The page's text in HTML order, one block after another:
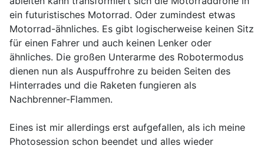
ein futuristisches Motorrad. Oder zumindest etwas
Motorrad-ähnliches. Es gibt logischerweise keinen Sitz
für einen Fahrer und auch keinen Lenker oder
ähnliches. Die großen Unterarme des Robotermodus
dienen nun als Auspuffrohre zu beiden Seiten des
Hinterrades und die Raketen fungieren als
Nachbrenner-Flammen.
Eines ist mir allerdings erst aufgefallen, als ich meine
Photosession schon beendet und alles wieder